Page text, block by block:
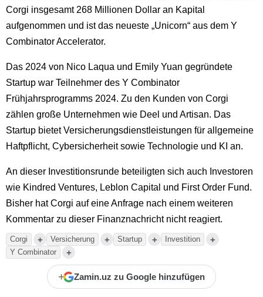
Corgi insgesamt 268 Millionen Dollar an Kapital
aufgenommen und ist das neueste „Unicorn“ aus dem Y
Combinator Accelerator.
Das 2024 von Nico Laqua und Emily Yuan gegründete
Startup war Teilnehmer des Y Combinator
Frühjahrsprogramms 2024. Zu den Kunden von Corgi
zählen große Unternehmen wie Deel und Artisan. Das
Startup bietet Versicherungsdienstleistungen für allgemeine
Haftpflicht, Cybersicherheit sowie Technologie und KI an.
An dieser Investitionsrunde beteiligten sich auch Investoren
wie Kindred Ventures, Leblon Capital und First Order Fund.
Bisher hat Corgi auf eine Anfrage nach einem weiteren
Kommentar zu dieser Finanznachricht nicht reagiert.
Corgi + Versicherung + Startup + Investition +
Y Combinator +
+ Zamin.uz zu Google hinzufügen